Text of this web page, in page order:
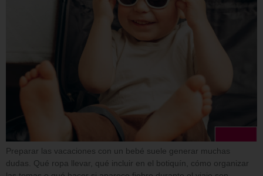
Preparar las vacaciones con un bebé suele generar muchas
dudas. Qué ropa llevar, qué incluir en el botiquín, cómo organizar